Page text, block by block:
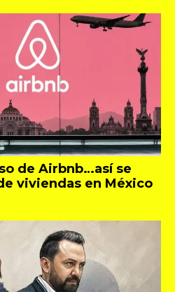
de Airbnb…así se
viviendas en México